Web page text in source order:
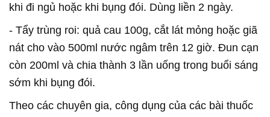
khi đi ngủ hoặc khi bụng đói. Dùng liền 2 ngày.
- Tẩy trùng roi: quả cau 100g, cắt lát mỏng hoặc giã
nát cho vào 500ml nước ngâm trên 12 giờ. Đun cạn
còn 200ml và chia thành 3 lần uống trong buổi sáng
sớm khi bụng đói.
Theo các chuyên gia, công dụng của các bài thuốc